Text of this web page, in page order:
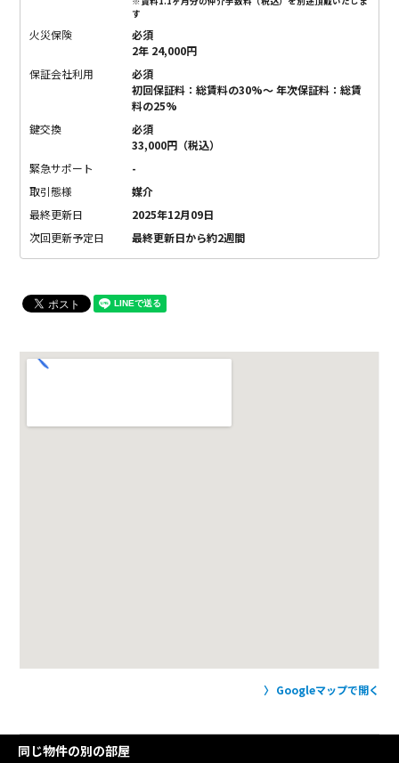
す
火災保険
必須
2年 24,000円
保証会社利用
必須
初回保証料：総賃料の30%〜 年次保証料：総賃
料の25%
鍵交換
必須
33,000円（税込）
緊急サポート
-
取引態様
媒介
最終更新日
2025年12月09日
次回更新予定日
最終更新日から約2週間
Googleマップで開く
同じ物件の別の部屋